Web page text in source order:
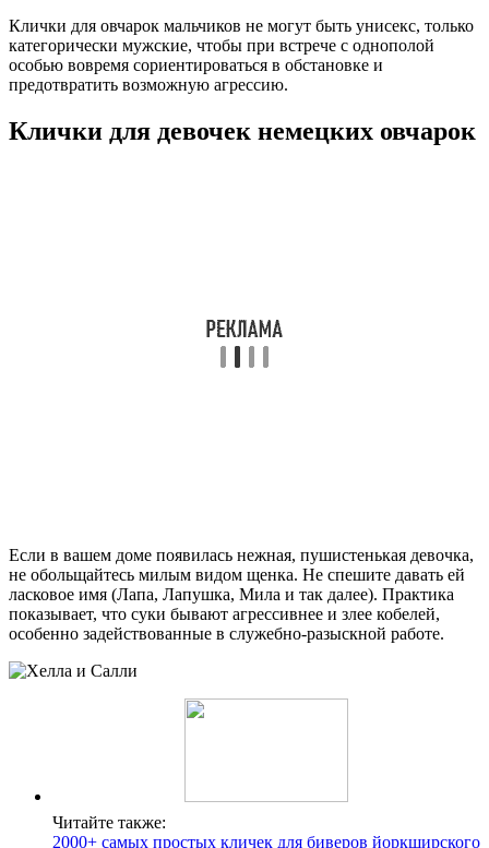
Клички для овчарок мальчиков не могут быть унисекс, только
категорически мужские, чтобы при встрече с однополой
особью вовремя сориентироваться в обстановке и
предотвратить возможную агрессию.
Клички для девочек немецких овчарок
Если в вашем доме появилась нежная, пушистенькая девочка,
не обольщайтесь милым видом щенка. Не спешите давать ей
ласковое имя (Лапа, Лапушка, Мила и так далее). Практика
показывает, что суки бывают агрессивнее и злее кобелей,
особенно задействованные в служебно-разыскной работе.
Читайте также:
2000+ самых простых кличек для биверов йоркширского